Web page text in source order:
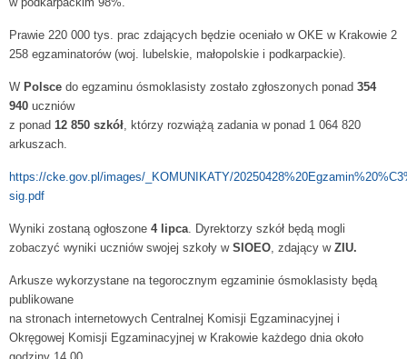
Prawie 220 000 tys. prac zdających będzie oceniało w OKE w Krakowie 2
258 egzaminatorów (woj. lubelskie, małopolskie i podkarpackie).
W Polsce do egzaminu ósmoklasisty zostało zgłoszonych ponad 354
940 uczniów
z ponad 12 850 szkół, którzy rozwiążą zadania w ponad 1 064 820
arkuszach.
https://cke.gov.pl/images/_KOMUNIKATY/
sig.pdf
Wyniki zostaną ogłoszone 4 lipca. Dyrektorzy szkół będą mogli
zobaczyć wyniki uczniów swojej szkoły w SIOEO, zdający w ZIU.
Arkusze wykorzystane na tegorocznym egzaminie ósmoklasisty będą
publikowane
na stronach internetowych Centralnej Komisji Egzaminacyjnej i
Okręgowej Komisji Egzaminacyjnej w Krakowie każdego dnia około